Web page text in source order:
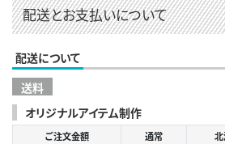
配送とお支払いについて
配送について
送料
オリジナルアイテム制作
ご注文金額 通常